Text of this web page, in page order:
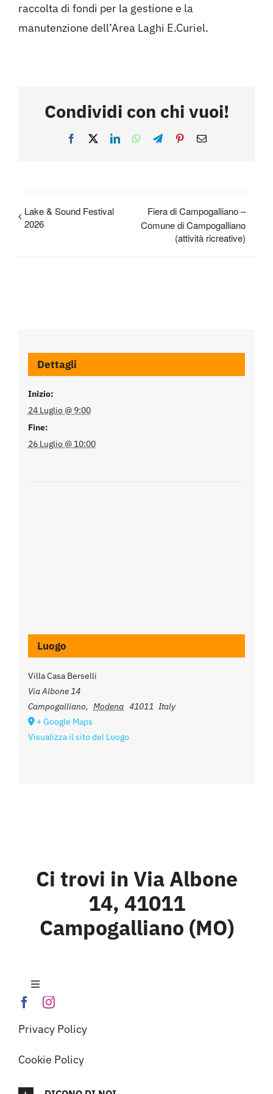
raccolta di fondi per la gestione e la
manutenzione dell’Area Laghi E.Curiel.
Condividi con chi vuoi!
Facebook LinkedInWhatsApp
TelegramPinterestEmail
Lake & Sound Festival
2026
Fiera di Campogalliano –
Comune di Campogalliano
(attività ricreative)
Dettagli
Inizio:
24 Luglio @ 9:00
Fine:
26 Luglio @ 10:00
Luogo
Villa Casa Berselli
Via Albone 14
Campogalliano, Modena 41011 Italy
+ Google Maps
Visualizza il sito del Luogo
Ci trovi in Via Albone
14, 41011
Campogalliano (MO)
Toggle
Navigation
Laghi E.Curiel
Privacy Policy
Cookie Policy